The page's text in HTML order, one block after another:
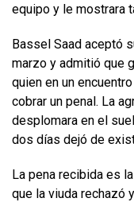
equipo y le mostrara
Bassel Saad aceptó
marzo y admitió que
quien en un
cobrar un penal. La
desplomara en el
dos días dejó de
La pena recibida es
que la viuda rechazó